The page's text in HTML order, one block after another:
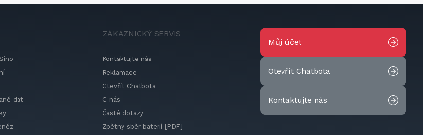
dat
ZÁKAZNICKÝ SERVIS
Kontaktujte nás
Reklamace
Otevřít Chatbota
O nás
Časté dotazy
Zpětný sběr baterií [PDF]
Můj účet
Otevřít Chatbota
Kontaktujte nás